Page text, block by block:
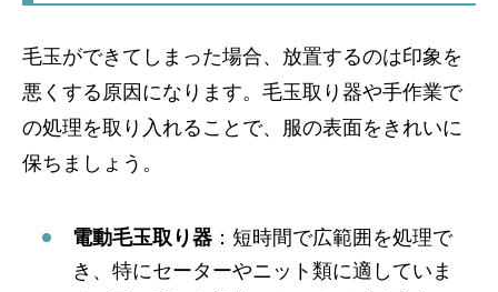
毛玉ができてしまった場合、放置するのは印象を
悪くする原因になります。毛玉取り器や手作業で
の処理を取り入れることで、服の表面をきれいに
保ちましょう。
電動毛玉取り器 ：短時間で広範囲を処理で
き、特にセーターやニット類に適していま